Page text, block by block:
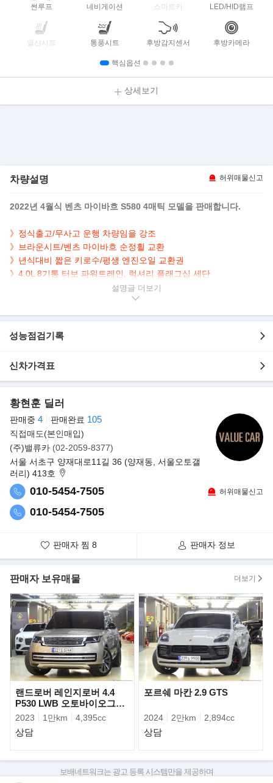
썬루프 네비게이션 스마트키 LED/HID램프
열선시트 통풍시트 후방감지센서 후방카메라
핵심옵션
상세보기
차량설명 허위매물신고
2022년 4월식 벤츠 마이바흐 S580 4매틱 모델을 판매합니다.
》정식출고/무사고 운행 차량임을 강조
》
브라운시트/벤츠 마이바흐 순정휠 교환
》 년식대비 짧은 키로수/평생 엔진오일 교환권
》4.0L 8기통 터보 파워트레인, 럭셔리 플래그십 세단
- 정식출고
- 28,819km 실주행
- 깔끔하게 관리된 내/외관
- 고품격 블랙바디+브라운 인테리어
- 옵션으로 네비/후방캠/파노라마/HUD/뒷좌석TV/어라운드뷰/열선,
통풍,전동,메모리시트 등..
▶최상의 완성도,럭셔리함의 '마이바흐 S-클래스'..
메르세데스-벤츠 코리아㈜(대표이사 사장 토마스 클라인)가 럭셔리
의 새로운 기준을 정의하는 더 뉴
메르세데스-벤츠 S-클래스(The new Mercedes-Benz S-Class)의
최상위 모델인 ‘더 뉴 메르세데스-
마이바흐 S-클래스(The new Mercedes-Maybach S-Class)’를 국내
현한 더 뉴 메르세데스-마이바흐
고를 올린 메르세데스-마이바흐
S-클래스의 오랜 유산을 이을 완전 변경 모델로, 이번에 출시되는
‘더 뉴 메르세데스-마이바흐 S 580
4MATIC(The new Mercedes-Maybach S 580 4MATIC)’을 주축으
로 완성된다.
첨단 기술에 메르세데스-마이바흐만의
완전 변경 모델인 더 뉴 S-클래스와 더불어
럭셔리 플래그십 세단 부문의 리더십을 공고히 할 예정이다.
문 총괄 부사장은 “최상의 럭셔리를
설명글
성능점검기록
신차가격표
황현훈 딜러
판매중 4 판매완료 105
직접매도(본인매입)
(주)밸류카 (02-2059-8377)
서울 서초구 양재대로11길 36 (양재동, 서울오토갤
러리) 413호
010-5454-7505
010-5454-7505
허위매물신고
판매자 찜 8 판매자 정보
판매자 보유매물 더보기
랜드로버 레인지로버 4.4
P530 LWB 오토바이오그래
피
2023 1만km 4,395cc
상담
포르쉐 마칸 2.9 GTS
2024 2만km 2,894cc
상담
보배네트워크는 광고 등록 시스템만을 제공하며